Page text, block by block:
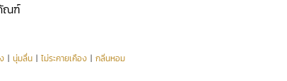
ณฑ์
| นุ่มลื่น | ไม่ระคายเคือง | กลิ่นหอม